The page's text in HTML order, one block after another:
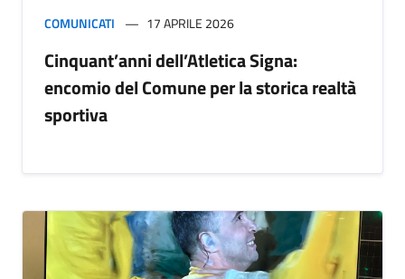
COMUNICATI 17 APRILE 2026
Cinquant’anni dell’Atletica Signa:
encomio del Comune per la storica realtà
sportiva